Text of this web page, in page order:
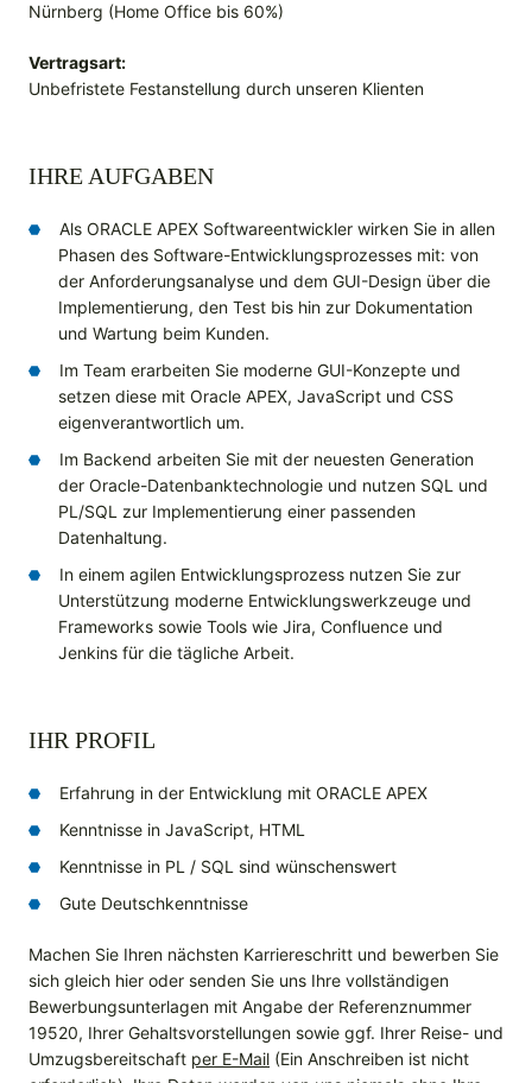
Nürnberg (Home Office bis 60%)
Vertragsart:
Unbefristete Festanstellung durch unseren Klienten
IHRE AUFGABEN
Als ORACLE APEX Softwareentwickler wirken Sie in allen
Phasen des Software-Entwicklungsprozesses mit: von
der Anforderungsanalyse und dem GUI-Design über die
Implementierung, den Test bis hin zur Dokumentation
und Wartung beim Kunden.
Im Team erarbeiten Sie moderne GUI-Konzepte und
setzen diese mit Oracle APEX, JavaScript und CSS
eigenverantwortlich um.
Im Backend arbeiten Sie mit der neuesten Generation
der Oracle-Datenbanktechnologie und nutzen SQL und
PL/SQL zur Implementierung einer passenden
Datenhaltung.
In einem agilen Entwicklungsprozess nutzen Sie zur
Unterstützung moderne Entwicklungswerkzeuge und
Frameworks sowie Tools wie Jira, Confluence und
Jenkins für die tägliche Arbeit.
IHR PROFIL
Erfahrung in der Entwicklung mit ORACLE APEX
Kenntnisse in JavaScript, HTML
Kenntnisse in PL / SQL sind wünschenswert
Gute Deutschkenntnisse
Machen Sie Ihren nächsten Karriereschritt und bewerben Sie
sich gleich hier oder senden Sie uns Ihre vollständigen
Bewerbungsunterlagen mit Angabe der Referenznummer
19520, Ihrer Gehaltsvorstellungen sowie ggf. Ihrer Reise- und
Umzugsbereitschaft per E-Mail (Ein Anschreiben ist nicht